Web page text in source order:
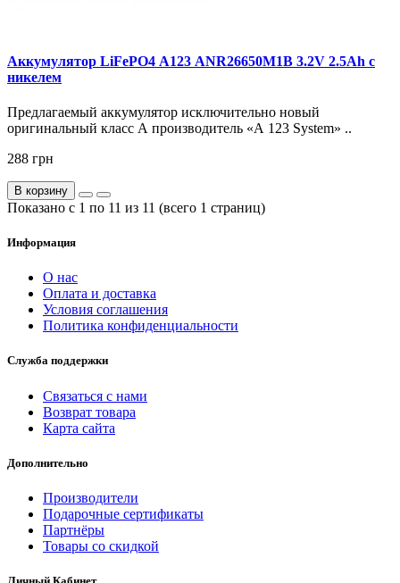
Аккумулятор LiFePO4 А123 ANR26650M1B 3.2V 2.5Ah с
никелем
Предлагаемый аккумулятор исключительно новый
оригинальный класс А производитель «А 123 System» ..
288 грн
В корзину
Показано с 1 по 11 из 11 (всего 1 страниц)
Информация
О нас
Оплата и доставка
Условия соглашения
Политика конфиденциальности
Служба поддержки
Связаться с нами
Возврат товара
Карта сайта
Дополнительно
Производители
Подарочные сертификаты
Партнёры
Товары со скидкой